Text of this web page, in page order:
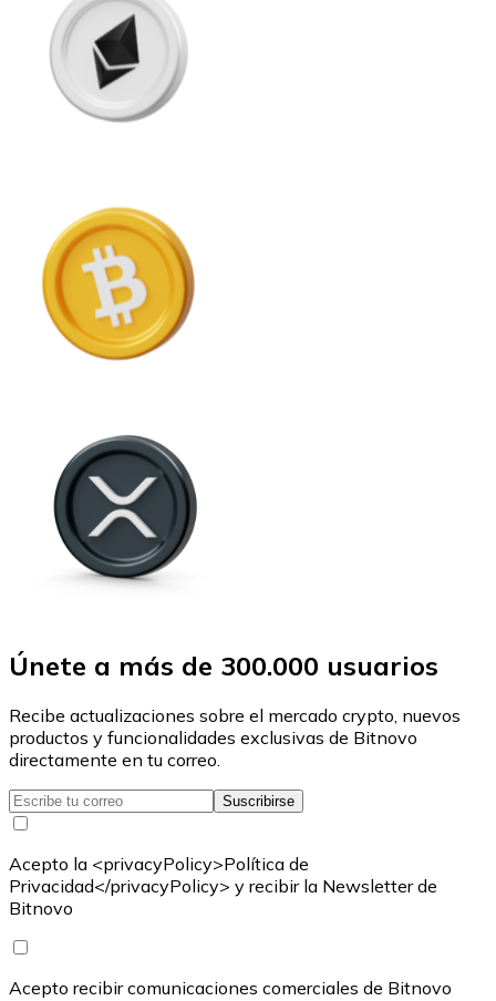
Únete a más de 300.000 usuarios
Recibe actualizaciones sobre el mercado crypto, nuevos
productos y funcionalidades exclusivas de Bitnovo
directamente en tu correo.
Suscribirse
Acepto la <privacyPolicy>Política de
Privacidad</privacyPolicy> y recibir la Newsletter de
Bitnovo
Acepto recibir comunicaciones comerciales de Bitnovo